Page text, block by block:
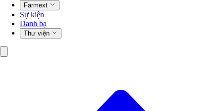
Farmext
Sự kiện
Danh bạ
Thư viện